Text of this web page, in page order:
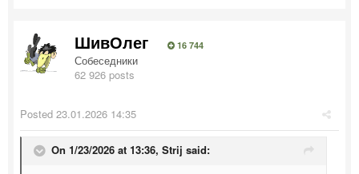
ШивОлег 16 744
Собеседники
62 926 posts
Posted 23.01.2026 14:35
On 1/23/2026 at 13:36, Strij said: